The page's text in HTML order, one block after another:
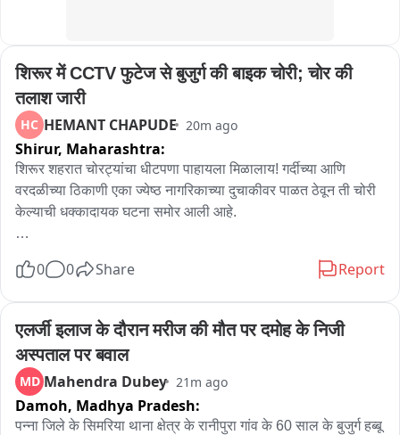
शिरूर में CCTV फुटेज से बुजुर्ग की बाइक चोरी; चोर की
तलाश जारी
HC HEMANT CHAPUDE 20m ago
Shirur, Maharashtra:
शिरूर शहरात चोरट्यांचा धीटपणा पाहायला मिळालाय! गर्दीच्या आणि
वरदळीच्या ठिकाणी एका ज्येष्ठ नागरिकाच्या दुचाकीवर पाळत ठेवून ती चोरी
केल्याची धक्कादायक घटना समोर आली आहे.
झाली आहे. चोरट्याने काही वेळ गाडीवर पाळत ठेवली आणि संधी साधत
आणि नागरिकांमध्ये भीतीचे वातावरण पसरले असून, पोलिसांकडून आता या
सीसीटीव्ही फुटेजच्या आधारे चोरट्याचा शोध सुरू आहे.
0 0 Share Report
एलर्जी इलाज के दौरान मरीज की मौत पर दमोह के निजी
अस्पताल पर बवाल
MD Mahendra Dubey 21m ago
Damoh, Madhya Pradesh:
पन्ना जिले के सिमरिया थाना क्षेत्र के रानीपुरा गांव के 60 साल के बुजुर्ग हब्बू